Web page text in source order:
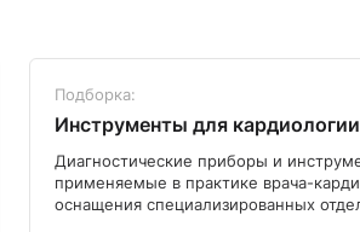
Подборка:
Инструменты для кардиологии
Диагностические приборы и
применяемые в практике врача-
оснащения специализированных